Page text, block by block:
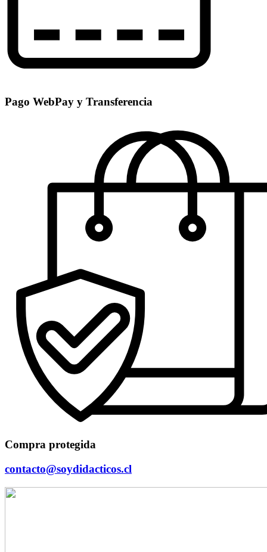
Pago WebPay y Transferencia
Compra protegida
contacto@soydidacticos.cl